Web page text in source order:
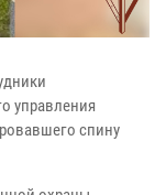
управления
спину